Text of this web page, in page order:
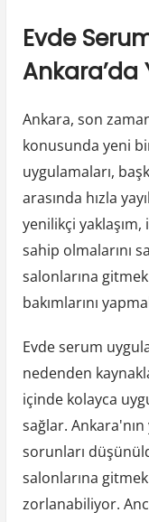
Evde
Ankara’da
Ankara, son
konusunda yeni
uygulamaları,
arasında hızla
yenilikçi yaklaşım,
sahip olmalarını
salonlarına
bakımlarını
Evde serum
nedenden
içinde kolayca
sağlar.
sorunları
salonlarına
zorlanabiliyor.